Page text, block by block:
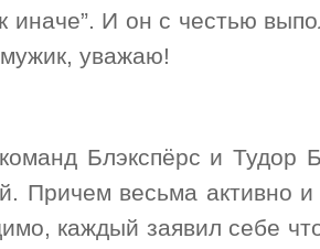
иначе”. И он с честью
уважаю!
Блэкспёрс и Тудор
Причем весьма активно и
каждый заявил себе